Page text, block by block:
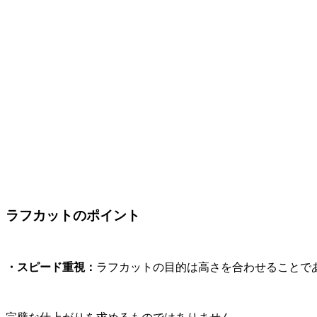
ラフカットのポイント
・スピード重視： ラフカットの目的は高さを合わせることで